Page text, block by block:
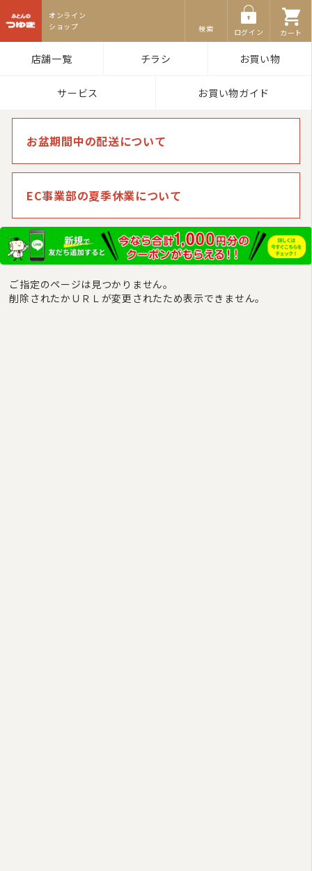
検索 ログイン カート
店舗一覧 チラシ お買い物
サービス お買い物ガイド
お盆期間中の配送について
EC事業部の夏季休業について
ご指定のページは見つかりません。
削除されたかＵＲＬが変更されたため表示できません。